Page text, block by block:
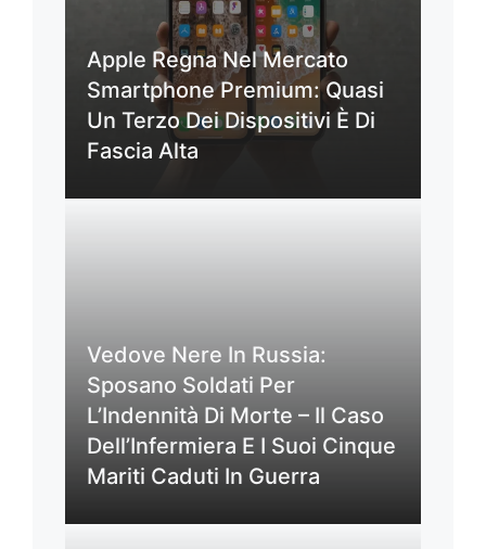
Apple Regna Nel Mercato
Smartphone Premium: Quasi
Un Terzo Dei Dispositivi È Di
Fascia Alta
Vedove Nere In Russia:
Sposano Soldati Per
L’Indennità Di Morte – Il Caso
Dell’Infermiera E I Suoi Cinque
Mariti Caduti In Guerra